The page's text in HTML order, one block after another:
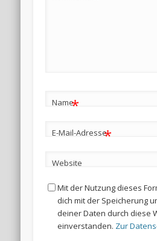
Name*
E-Mail-Adresse*
Website
Mit der Nutzung dieses
dich mit der Speicherung
deiner Daten durch diese
einverstanden. Zur